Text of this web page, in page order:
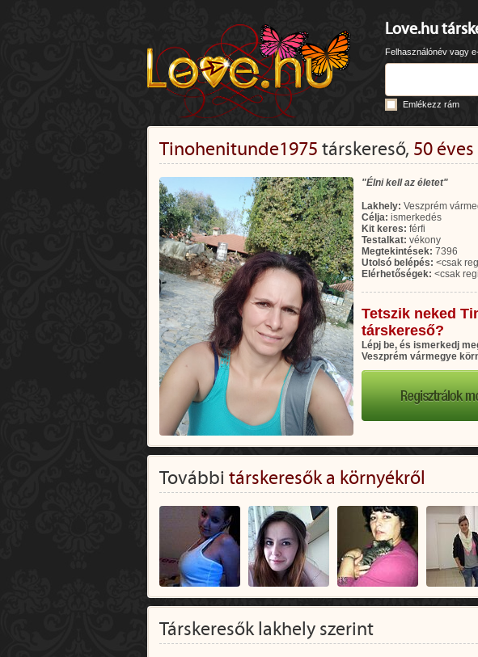
Love.hu
Felhasználónév vagy
Emlékezz rám
Tinohenitunde1975 társkereső, 50 éves
"Élni kell az életet"
Lakhely: Veszprém
Célja: ismerkedés
Kit keres: férfi
Testalkat: vékony
Megtekintések: 7396
Utolsó belépés: <csak
Elérhetőségek: <csak
Tetszik neked
társkereső?
Lépj be, és ismerkedj
Veszprém vármegye
További társkeresők a környékről
Társkeresők lakhely szerint